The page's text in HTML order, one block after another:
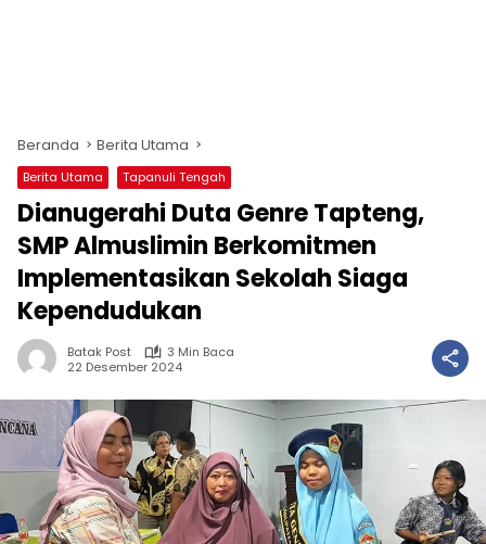
Beranda Berita Utama
Berita Utama Tapanuli Tengah
Dianugerahi Duta Genre Tapteng,
SMP Almuslimin Berkomitmen
Implementasikan Sekolah Siaga
Kependudukan
Batak Post
3 Min Baca
22 Desember 2024